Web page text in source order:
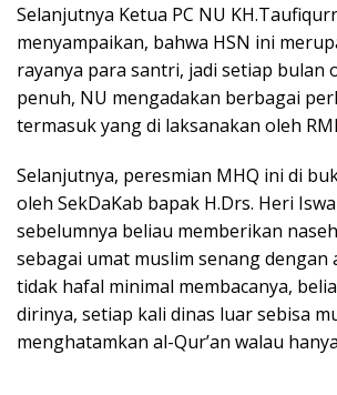
Selanjutnya Ketua PC NU
menyampaikan, bahwa HSN ini
rayanya para santri, jadi setiap bulan
penuh, NU mengadakan berbagai
termasuk yang di laksanakan oleh
Selanjutnya, peresmian MHQ ini di
oleh SekDaKab bapak H.Drs. Heri
sebelumnya beliau memberikan
sebagai umat muslim senang dengan
tidak hafal minimal membacanya,
dirinya, setiap kali dinas luar sebisa
menghatamkan al-Qur’an walau